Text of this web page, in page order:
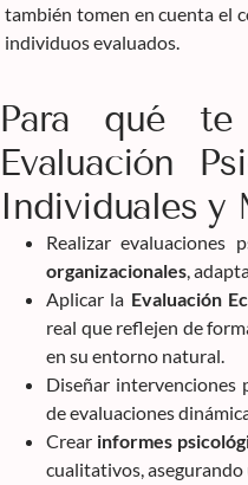
también tomen en cuenta el
individuos evaluados.
Para qué
Evaluación
Individuales y
Realizar evaluaciones
organizacionales,
Aplicar la Evaluación
real que reflejen de
en su entorno natural.
Diseñar intervenciones
de evaluaciones
Crear informes
cualitativos, asegurando